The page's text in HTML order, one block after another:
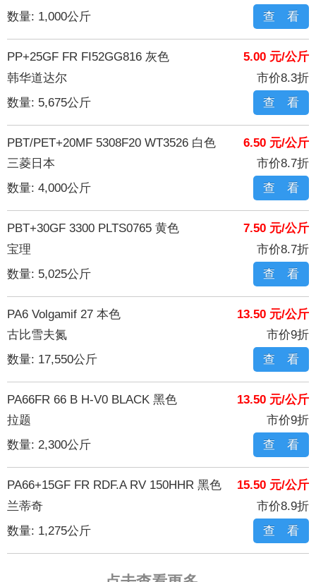
数量: 1,000公斤
查 看
PP+25GF FR FI52GG816 灰色
5.00 元/公斤
韩华道达尔
市价8.3折
数量: 5,675公斤
查 看
PBT/PET+20MF 5308F20 WT3526 白色
6.50 元/公斤
三菱日本
市价8.7折
数量: 4,000公斤
查 看
PBT+30GF 3300 PLTS0765 黄色
7.50 元/公斤
宝理
市价8.7折
数量: 5,025公斤
查 看
PA6 Volgamif 27 本色
13.50 元/公斤
古比雪夫氮
市价9折
数量: 17,550公斤
查 看
PA66FR 66 B H-V0 BLACK 黑色
13.50 元/公斤
拉题
市价9折
数量: 2,300公斤
查 看
PA66+15GF FR RDF.A RV 150HHR 黑色
15.50 元/公斤
兰蒂奇
市价8.9折
数量: 1,275公斤
查 看